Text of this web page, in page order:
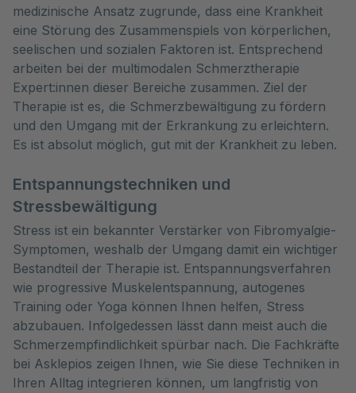
medizinische Ansatz zugrunde, dass eine Krankheit
eine Störung des Zusammenspiels von körperlichen,
seelischen und sozialen Faktoren ist. Entsprechend
arbeiten bei der multimodalen Schmerztherapie
Expert:innen dieser Bereiche zusammen. Ziel der
Therapie ist es, die Schmerzbewältigung zu fördern
und den Umgang mit der Erkrankung zu erleichtern.
Es ist absolut möglich, gut mit der Krankheit zu leben.
Entspannungstechniken und
Stressbewältigung
Stress ist ein bekannter Verstärker von Fibromyalgie-
Symptomen, weshalb der Umgang damit ein wichtiger
Bestandteil der Therapie ist. Entspannungsverfahren
wie progressive Muskelentspannung, autogenes
Training oder Yoga können Ihnen helfen, Stress
abzubauen. Infolgedessen lässt dann meist auch die
Schmerzempfindlichkeit spürbar nach. Die Fachkräfte
bei Asklepios zeigen Ihnen, wie Sie diese Techniken in
Ihren Alltag integrieren können, um langfristig von